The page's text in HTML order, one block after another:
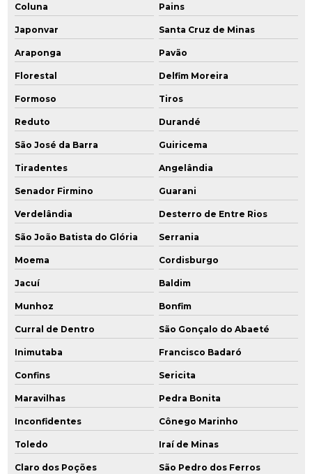
Coluna Pains
Japonvar Santa Cruz de Minas
Araponga Pavão
Florestal Delfim Moreira
Formoso Tiros
Reduto Durandé
São José da Barra Guiricema
Tiradentes Angelândia
Senador Firmino Guarani
Verdelândia Desterro de Entre Rios
São João Batista do Glória Serrania
Moema Cordisburgo
Jacuí Baldim
Munhoz Bonfim
Curral de Dentro São Gonçalo do Abaeté
Inimutaba Francisco Badaró
Confins Sericita
Maravilhas Pedra Bonita
Inconfidentes Cônego Marinho
Toledo Iraí de Minas
Claro dos Poções São Pedro dos Ferros